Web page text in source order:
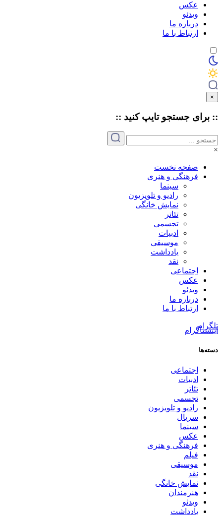
عکس
ویدئو
درباره ما
ارتباط با ما
×
:: برای جستجو تایپکنید ::
×
صفحه نخست
فرهنگی و هنری
سینما
رادیو و تلویزیون
نمایش خانگی
تئاتر
تجسمی
ادبیات
موسیقی
یادداشت
نقد
اجتماعی
عکس
ویدئو
درباره ما
ارتباط با ما
تلگرام
اینستاگرام
دسته‌ها
اجتماعی
ادبیات
تئاتر
تجسمی
رادیو و تلویزیون
سریال
سینما
عکس
فرهنگی و هنری
فیلم
موسیقی
نقد
نمایش خانگی
هنرمندان
ویدئو
یادداشت